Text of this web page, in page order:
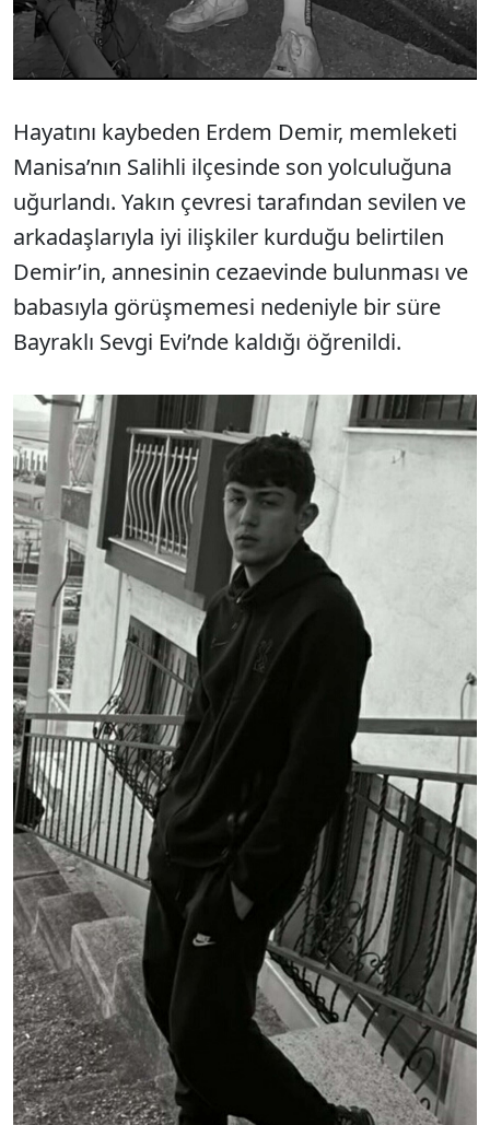
Hayatını kaybeden Erdem Demir, memleketi
Manisa’nın Salihli ilçesinde son yolculuğuna
uğurlandı. Yakın çevresi tarafından sevilen ve
arkadaşlarıyla iyi ilişkiler kurduğu belirtilen
Demir’in, annesinin cezaevinde bulunması ve
babasıyla görüşmemesi nedeniyle bir süre
Bayraklı Sevgi Evi’nde kaldığı öğrenildi.